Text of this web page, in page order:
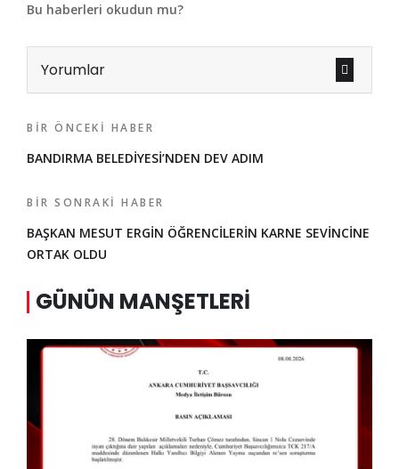
Bu haberleri okudun mu?
Yorumlar
BIR ÖNCEKI HABER
BANDIRMA BELEDİYESİ’NDEN DEV ADIM
BIR SONRAKI HABER
BAŞKAN MESUT ERGİN ÖĞRENCİLERİN KARNE SEVİNCİNE
ORTAK OLDU
GÜNÜN MANŞETLERI